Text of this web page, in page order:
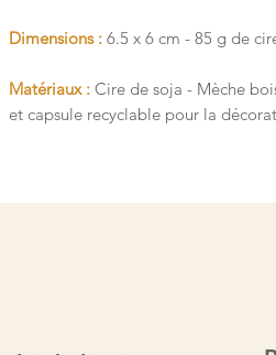
Dimensions : 6.5 x 6 cm - 85 g de
Matériaux : Cire de soja - Mèche
et capsule recyclable pour la